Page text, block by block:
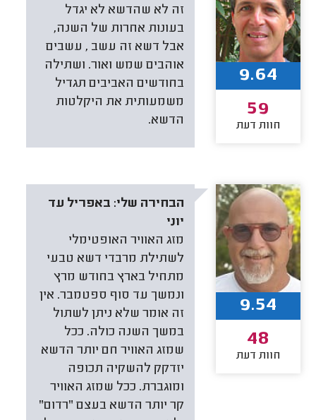
זה לא שהדשא לא יגדל
בעונות אחרות של השנה,
אבל דשא זה עשב , עשבים
אוהבים שמש ואור. ושתילה
בחודשים האביבים תגדיל
משמעותית את היקלטות
הדשא.
9.64
59
חוות דעת
הבחירה שלי: באפריל עד
יוני
מזג האוויר האופטימלי
לשתילת מרבדי דשא טבעי
מתחיל בארץ בחודש מרץ
ונמשך עד סוף ספטמבר. אין
זה אומר שלא ניתן לשתול
במשך השנה כולה. ככל
שמזג האוויר חם יותר הדשא
יזדקק להשקיה תכופה
ומוגברת. ככל שמזג האוויר
קר יותר הדשא בעצם "רדום"
9.54
48
חוות דעת